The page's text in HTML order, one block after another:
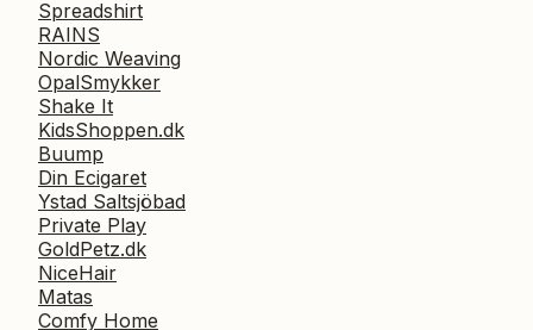
Spreadshirt
RAINS
Nordic Weaving
OpalSmykker
Shake It
KidsShoppen.dk
Buump
Din Ecigaret
Ystad Saltsjöbad
Private Play
GoldPetz.dk
NiceHair
Matas
Comfy Home